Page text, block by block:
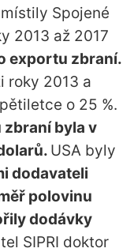
Spojené
2013 až 2017
exportu zbraní.
roky 2013 a
o 25 %.
byla v
USA byly
dodavateli
polovinu
dodávky
SIPRI doktor